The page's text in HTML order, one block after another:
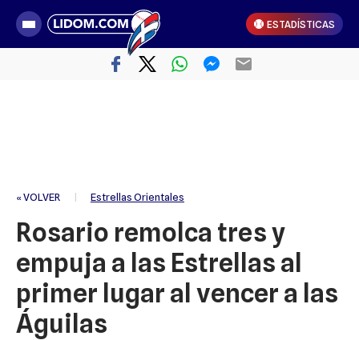
ESTADÍSTICAS
« VOLVER | Estrellas Orientales
Rosario remolca tres y
empuja a las Estrellas al
primer lugar al vencer a las
Águilas